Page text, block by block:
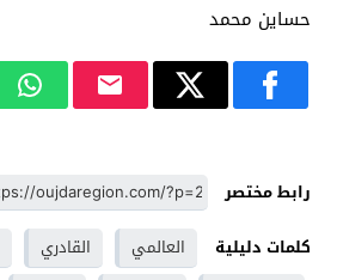
حساين محمد
رابط مختصر
كلمات دليلية
العالمي القادري